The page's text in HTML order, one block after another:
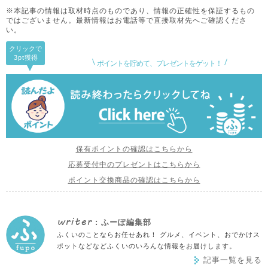
※本記事の情報は取材時点のものであり、情報の正確性を保証するもの
ではございません。 最新情報はお電話等で直接取材先へご確認くださ
い。
ポイントを貯めて、プレゼントをゲット！
クリックで
3pt獲得
保有ポイントの確認はこちらから
応募受付中のプレゼントはこちらから
ポイント交換商品の確認はこちらから
writer : ふーぽ編集部
ふくいのことならお任せあれ！ グルメ、イベント、おでかけス
ポットなどなどふくいのいろんな情報をお届けします。
記事一覧を見る